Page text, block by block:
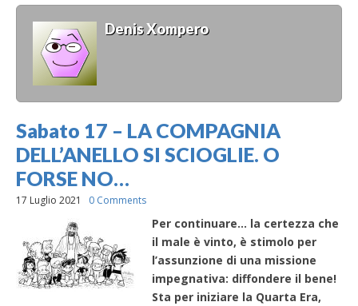
Denis Xompero
Sabato 17 – LA COMPAGNIA
DELL’ANELLO SI SCIOGLIE. O
FORSE NO…
17 Luglio 2021 0 Comments
Per continuare… la certezza che
il male è vinto, è stimolo per
l’assunzione di una missione
impegnativa: diffondere il bene!
Sta per iniziare la Quarta Era,